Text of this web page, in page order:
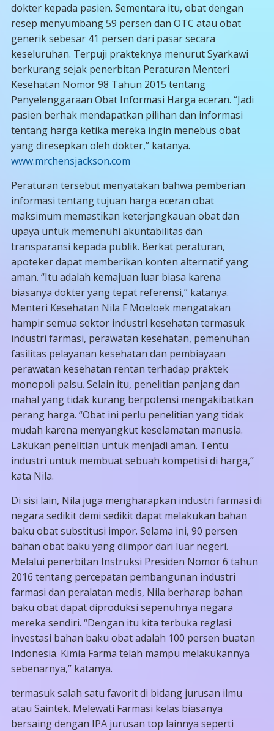
dokter kepada pasien. Sementara itu, obat dengan
resep menyumbang 59 persen dan OTC atau obat
generik sebesar 41 persen dari pasar secara
keseluruhan. Terpuji prakteknya menurut Syarkawi
berkurang sejak penerbitan Peraturan Menteri
Kesehatan Nomor 98 Tahun 2015 tentang
Penyelenggaraan Obat Informasi Harga eceran. “Jadi
pasien berhak mendapatkan pilihan dan informasi
tentang harga ketika mereka ingin menebus obat
yang diresepkan oleh dokter,” katanya.
www.mrchensjackson.com
Peraturan tersebut menyatakan bahwa pemberian
informasi tentang tujuan harga eceran obat
maksimum memastikan keterjangkauan obat dan
upaya untuk memenuhi akuntabilitas dan
transparansi kepada publik. Berkat peraturan,
apoteker dapat memberikan konten alternatif yang
aman. “Itu adalah kemajuan luar biasa karena
biasanya dokter yang tepat referensi,” katanya.
Menteri Kesehatan Nila F Moeloek mengatakan
hampir semua sektor industri kesehatan termasuk
industri farmasi, perawatan kesehatan, pemenuhan
fasilitas pelayanan kesehatan dan pembiayaan
perawatan kesehatan rentan terhadap praktek
monopoli palsu. Selain itu, penelitian panjang dan
mahal yang tidak kurang berpotensi mengakibatkan
perang harga. “Obat ini perlu penelitian yang tidak
mudah karena menyangkut keselamatan manusia.
Lakukan penelitian untuk menjadi aman. Tentu
industri untuk membuat sebuah kompetisi di harga,”
kata Nila.
Di sisi lain, Nila juga mengharapkan industri farmasi di
negara sedikit demi sedikit dapat melakukan bahan
baku obat substitusi impor. Selama ini, 90 persen
bahan obat baku yang diimpor dari luar negeri.
Melalui penerbitan Instruksi Presiden Nomor 6 tahun
2016 tentang percepatan pembangunan industri
farmasi dan peralatan medis, Nila berharap bahan
baku obat dapat diproduksi sepenuhnya negara
mereka sendiri. “Dengan itu kita terbuka reglasi
investasi bahan baku obat adalah 100 persen buatan
Indonesia. Kimia Farma telah mampu melakukannya
sebenarnya,” katanya.
termasuk salah satu favorit di bidang jurusan ilmu
atau Saintek. Melewati Farmasi kelas biasanya
bersaing dengan IPA jurusan top lainnya seperti